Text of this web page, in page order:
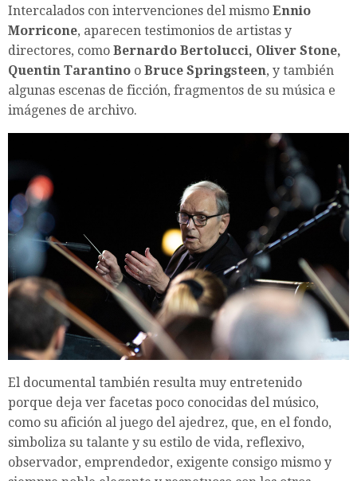
Intercalados con intervenciones del mismo Ennio
Morricone, aparecen testimonios de artistas y
directores, como Bernardo Bertolucci, Oliver Stone,
Quentin Tarantino o Bruce Springsteen, y también
algunas escenas de ficción, fragmentos de su música e
imágenes de archivo.
El documental también resulta muy entretenido
porque deja ver facetas poco conocidas del músico,
como su afición al juego del ajedrez, que, en el fondo,
simboliza su talante y su estilo de vida, reflexivo,
observador, emprendedor, exigente consigo mismo y